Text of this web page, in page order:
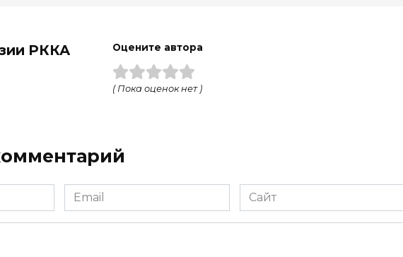
РККА Оцените автора
( Пока оценок нет )
Email Сайт